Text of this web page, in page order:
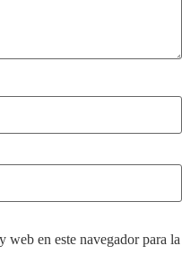
en este navegador para la